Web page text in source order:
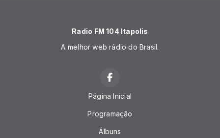
Radio FM 104 Itapolis
A melhor web rádio do Brasil.
Página Inicial
Programação
Álbuns